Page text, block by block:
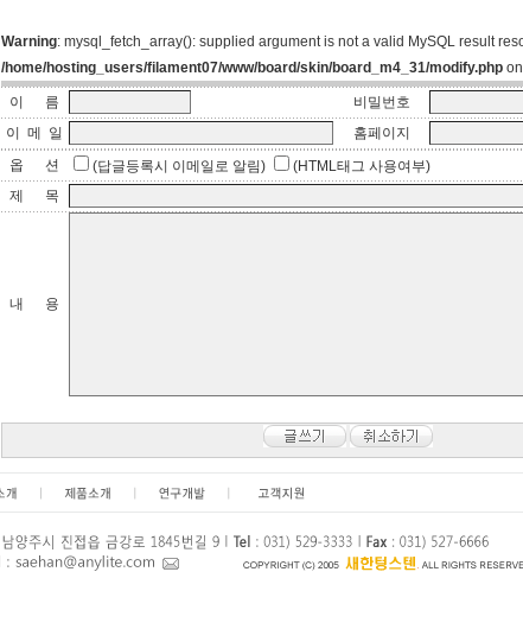
Warning: mysql_fetch_array(): supplied argument is not a valid MySQL result
/home/hosting_users/filament07/www/board/skin/board_m4_31/modify.phpon
이 름
비밀번호
이 메 일
홈페이지
옵 션
(답글등록시 이메일로 알림)
(HTML태그 사용여부)
제 목
내 용